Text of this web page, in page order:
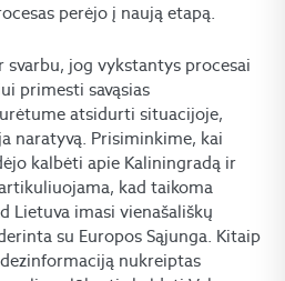
perėjo į naują etapą.
svarbu, jog vykstantys procesai
primesti savąsias
atsidurti situacijoje,
naratyvą. Prisiminkime, kai
kalbėti apie Kaliningradą ir
kad taikoma
Lietuva imasi vienašališkų
su Europos Sąjunga. Kitaip
nukreiptas